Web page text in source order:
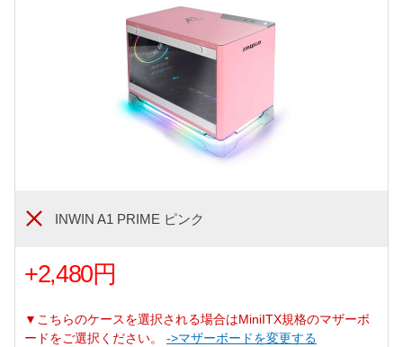
INWIN A1 PRIME ピンク
+2,480円
▼こちらのケースを選択される場合はMiniITX規格のマザーボ
ードをご選択ください。 ->マザーボードを変更する